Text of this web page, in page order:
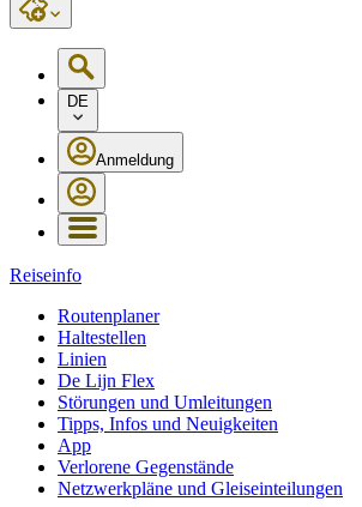
DE
Anmeldung
Reiseinfo
Routenplaner
Haltestellen
Linien
De Lijn Flex
Störungen und Umleitungen
Tipps, Infos und Neuigkeiten
App
Verlorene Gegenstände
Netzwerkpläne und Gleiseinteilungen